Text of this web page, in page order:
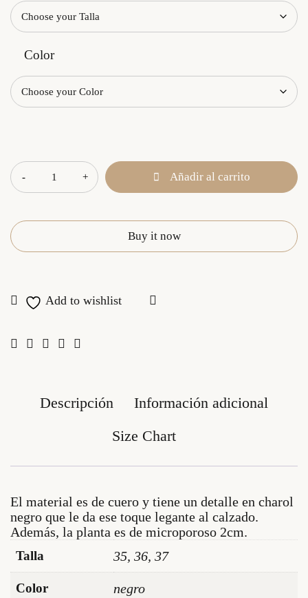
Color
Añadir al carrito
Buy it now
Descripción
Información adicional
Size Chart
El material es de cuero y tiene un detalle en charol
negro que le da ese toque legante al calzado.
Además, la planta es de microporoso 2cm.
Talla 35, 36, 37
Color negro